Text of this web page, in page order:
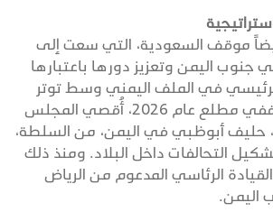
موقف السعودية، التي سعت إلى
جنوب اليمن وتعزيز دورها باعتبارها
في الملف اليمني وسط توتر
علاقتها بالإمارات. ففي مطلع عام 2026، أُقصي المجلس
حليف أبوظبي في اليمن، من السلطة،
التحالفات داخل البلاد. ومنذ ذلك
الرئاسي المدعوم من الرياض
اليمن.